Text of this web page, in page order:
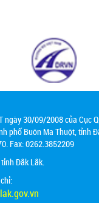
ngày 30/09/2008 của Cục
phố Buôn Ma Thuột, tỉnh
Fax: 0262.3852209
Đắk Lắk.